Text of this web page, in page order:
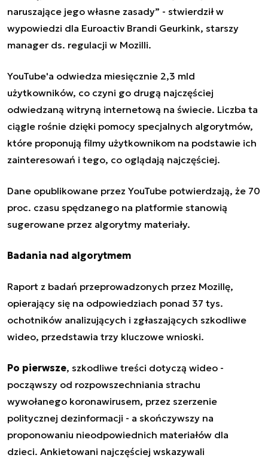
naruszające jego własne zasady” - stwierdził w
wypowiedzi dla Euroactiv Brandi Geurkink, starszy
manager ds. regulacji w Mozilli.
YouTube'a odwiedza miesięcznie 2,3 mld
użytkowników, co czyni go drugą najczęściej
odwiedzaną witryną internetową na świecie. Liczba ta
ciągle rośnie dzięki pomocy specjalnych algorytmów,
które proponują filmy użytkownikom na podstawie ich
zainteresowań i tego, co oglądają najczęściej.
Dane opublikowane przez YouTube potwierdzają, że 70
proc. czasu spędzanego na platformie stanowią
sugerowane przez algorytmy materiały.
Badania nad algorytmem
Raport z badań przeprowadzonych przez Mozillę,
opierający się na odpowiedziach ponad 37 tys.
ochotników analizujących i zgłaszających szkodliwe
wideo, przedstawia trzy kluczowe wnioski.
Po pierwsze, szkodliwe treści dotyczą wideo -
począwszy od rozpowszechniania strachu
wywołanego koronawirusem, przez szerzenie
politycznej dezinformacji - a skończywszy na
proponowaniu nieodpowiednich materiałów dla
dzieci. Ankietowani najczęściej wskazywali